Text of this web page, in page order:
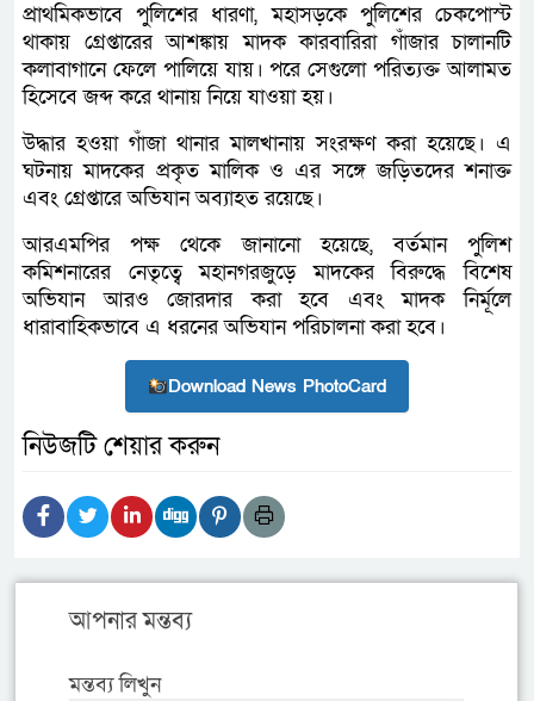
প্রাথমিকভাবে পুলিশের ধারণা, মহাসড়কে পুলিশের চেকপোস্ট
থাকায় গ্রেপ্তারের আশঙ্কায় মাদক কারবারিরা গাঁজার চালানটি
কলাবাগানে ফেলে পালিয়ে যায়। পরে সেগুলো পরিত্যক্ত আলামত
হিসেবে জব্দ করে থানায় নিয়ে যাওয়া হয়।
উদ্ধার হওয়া গাঁজা থানার মালখানায় সংরক্ষণ করা হয়েছে। এ
ঘটনায় মাদকের প্রকৃত মালিক ও এর সঙ্গে জড়িতদের শনাক্ত
এবং গ্রেপ্তারে অভিযান অব্যাহত রয়েছে।
আরএমপির পক্ষ থেকে জানানো হয়েছে, বর্তমান পুলিশ
কমিশনারের নেতৃত্বে মহানগরজুড়ে মাদকের বিরুদ্ধে বিশেষ
অভিযান আরও জোরদার করা হবে এবং মাদক নির্মূলে
ধারাবাহিকভাবে এ ধরনের অভিযান পরিচালনা করা হবে।
Download News PhotoCard
নিউজটি শেয়ার করুন
আপনার মন্তব্য
মন্তব্য লিখুন